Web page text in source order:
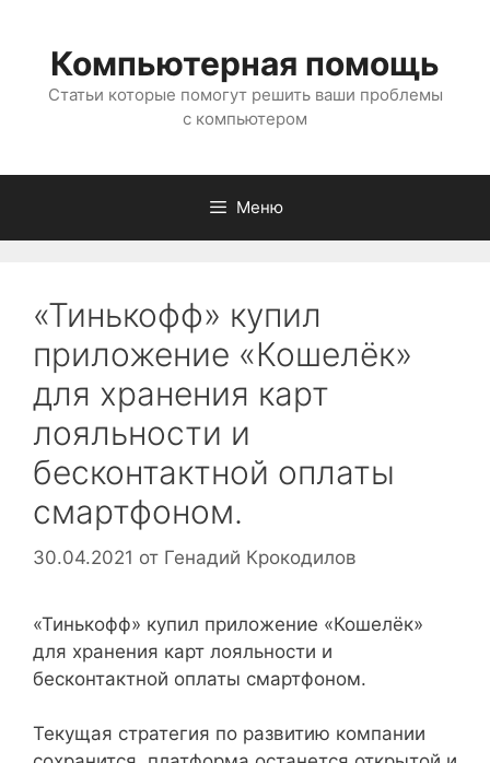
содержимому
Компьютерная помощь
Статьи которые помогут решить ваши проблемы
с компьютером
Меню
«Тинькофф» купил
приложение «Кошелёк»
для хранения карт
лояльности и
бесконтактной оплаты
смартфоном.
30.04.2021 от Генадий Крокодилов
«Тинькофф» купил приложение «Кошелёк»
для хранения карт лояльности и
бесконтактной оплаты смартфоном.
Текущая стратегия по развитию компании